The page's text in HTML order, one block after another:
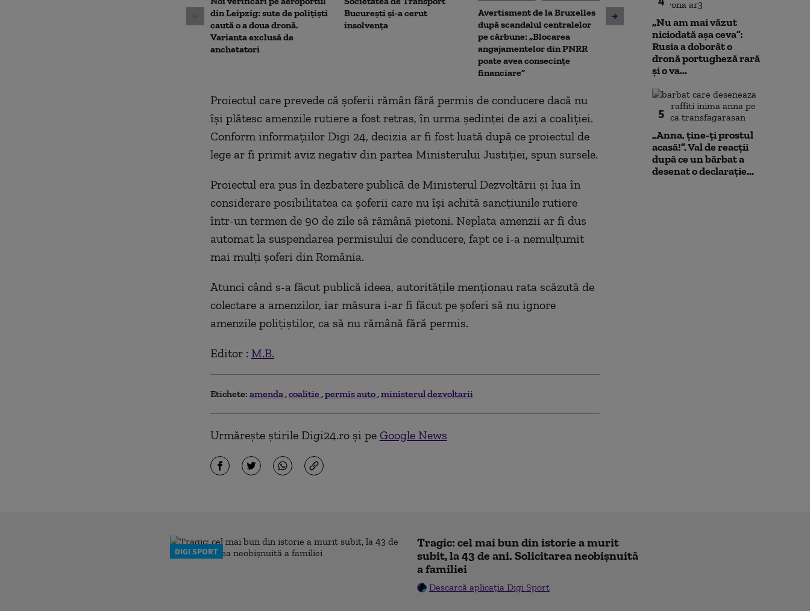
din Leipzig: sute de polițiști
caută o a doua dronă.
Varianta exclusă de
anchetatori
București și-a cerut
insolvența
Avertisment de la Bruxelles
după scandalul centralelor
pe cărbune: „Blocarea
angajamentelor din PNRR
poate avea consecințe
financiare”
deschide calea spre
parteneriatul civil. ACCEPT:
Nu poți impune obligații
fără să oferi și drepturi
Ce spune
Proiectul care prevede că șoferii rămân fără permis de conducere dacă nu
își plătesc amenzile rutiere a fost retras, în urma ședinței de azi a coaliției.
Conform informațiilor Digi 24, decizia ar fi fost luată după ce proiectul de
lege ar fi primit aviz negativ din partea Ministerului Justiției, spun sursele.
Proiectul era pus în dezbatere publică de Ministerul Dezvoltării și lua în
considerare posibilitatea ca șoferii care nu își achită sancțiunile rutiere
într-un termen de 90 de zile să rămână pietoni. Neplata amenzii ar fi dus
automat la suspendarea permisului de conducere, fapt ce i-a nemulțumit
mai mulți șoferi din România.
Atunci când s-a făcut publică ideea, autoritățile menționau rata scăzută de
colectare a amenzilor, iar măsura i-ar fi făcut pe șoferi să nu ignore
amenzile polițiștilor, ca să nu rămână fără permis.
Editor : M.B.
Etichete: amenda coalitie permis auto ministerul dezvoltarii
Urmărește știrile Digi24.ro și pe Google News
„Nu am mai văzut
niciodată așa ceva”:
Rusia a doborât o
dronă portugheză rară
și o va...
5
„Anna, ţine-ţi prostul
acasă!”. Val de reacții
după ce un bărbat a
desenat o declarație...
DIGI SPORT
Tragic: cel mai bun din istorie a murit
subit, la 43 de ani. Solicitarea neobișnuită
a familiei
Descarcă aplicația Digi Sport